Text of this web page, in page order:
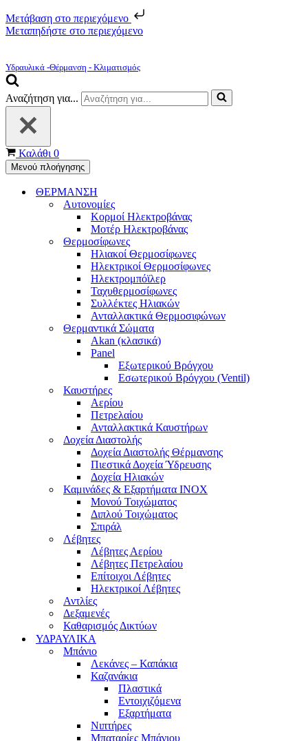
Μετάβαση στο περιεχόμενο
Μεταπηδήστε στο περιεχόμενο
Υδραυλικά -Θέρμανση - Κλιματισμός
Αναζήτηση για...
Καλάθι 0
Μενού πλοήγησης
ΘΕΡΜΑΝΣΗ
Αυτονομίες
Κορμοί Ηλεκτροβάνας
Μοτέρ Ηλεκτροβάνας
Θερμοσίφωνες
Ηλιακοί Θερμοσίφωνες
Ηλεκτρικοί Θερμοσίφωνες
Ηλεκτρομπόϊλερ
Ταχυθερμοσίφωνες
Συλλέκτες Ηλιακών
Ανταλλακτικά Θερμοσιφώνων
Θερμαντικά Σώματα
Akan (κλασικά)
Panel
Εξωτερικού Βρόγχου
Εσωτερικού Βρόγχου (Ventil)
Καυστήρες
Αερίου
Πετρελαίου
Ανταλλακτικά Καυστήρων
Δοχεία Διαστολής
Δοχεία Διαστολής Θέρμανσης
Πιεστικά Δοχεία Ύδρευσης
Δοχεία Ηλιακών
Καμινάδες & Εξαρτήματα ΙΝΟΧ
Μονού Τοιχώματος
Διπλού Τοιχώματος
Σπιράλ
Λέβητες
Λέβητες Αερίου
Λέβητες Πετρελαίου
Επίτοιχοι Λέβητες
Ηλεκτρικοί Λέβητες
Αντλίες
Δεξαμενές
Καθαρισμός Δικτύων
ΥΔΡΑΥΛΙΚΑ
Μπάνιο
Λεκάνες – Καπάκια
Καζανάκια
Πλαστικά
Εντοιχιζόμενα
Εξαρτήματα
Νιπτήρες
Μπαταρίες Μπάνιου